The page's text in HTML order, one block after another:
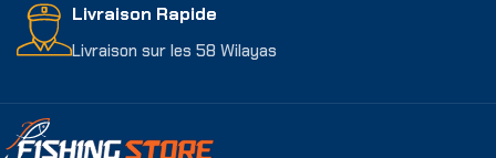
Livraison Rapide
Livraison sur les 58 Wilayas